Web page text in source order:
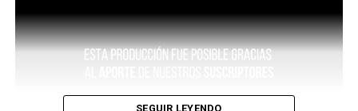
SEGUIR LEYENDO